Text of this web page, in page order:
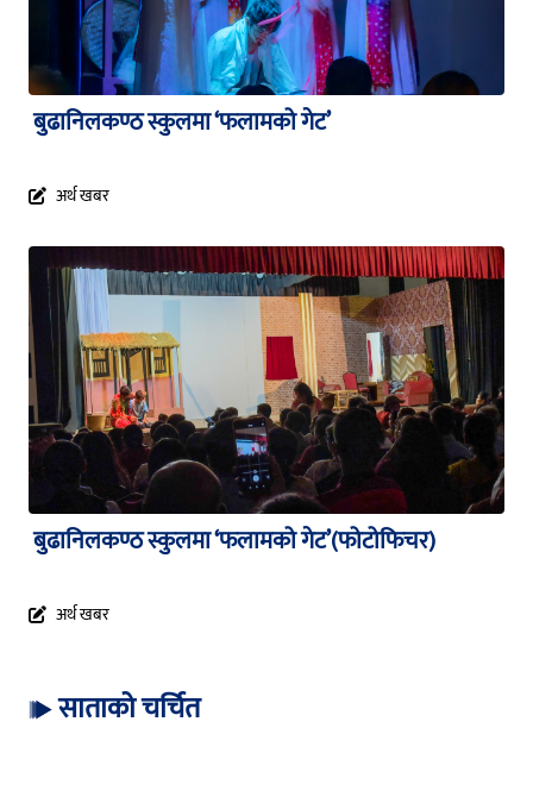
बुढानिलकण्ठ स्कुलमा ‘फलामको गेट’
अर्थ खबर
बुढानिलकण्ठ स्कुलमा ‘फलामको गेट’(फोटोफिचर)
अर्थ खबर
साताको चर्चित